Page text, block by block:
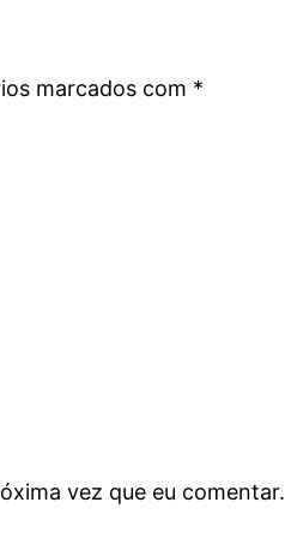
marcados com *
vez que eu comentar.